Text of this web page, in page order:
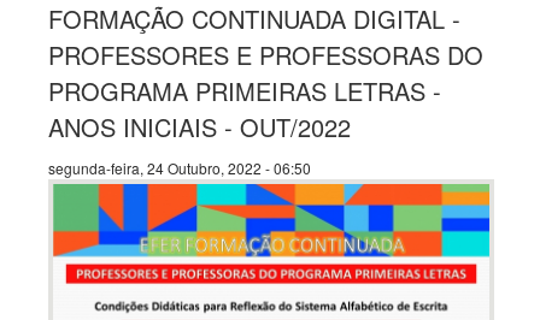
FORMAÇÃO CONTINUADA DIGITAL -
PROFESSORES E PROFESSORAS DO
PROGRAMA PRIMEIRAS LETRAS -
ANOS INICIAIS - OUT/2022
segunda-feira, 24 Outubro, 2022 - 06:50